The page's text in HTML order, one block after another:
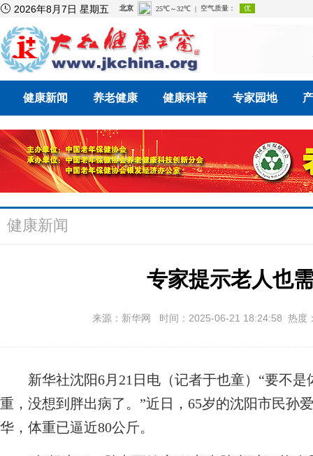
 2026年8月7日 星期五
健康新闻 养老健康 健康科普 专家园地
健康新闻
专家提示老人也
来源：新华网 时间：2025-06-21 18:24:58 热度
新华社沈阳6月21日电（记者于也童）“要不是
重，没想到胖出病了。”近日，65岁的沈阳市民孙
华，体重已逼近80公斤。